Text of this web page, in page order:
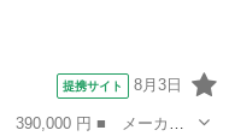
提携サイト 8月3日